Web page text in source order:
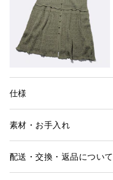
仕様
素材・お手入れ
配送・交換・返品について